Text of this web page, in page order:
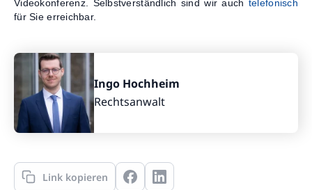
Videokonferenz. Selbstverständlich sind wir auch telefonisch
für Sie erreichbar.
Ingo Hochheim
Rechtsanwalt
Link kopieren